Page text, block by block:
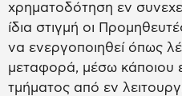
χρηματοδότηση εν
ίδια στιγμή οι
να ενεργοποιηθεί όπως
μεταφορά, μέσω κάποιου
τμήματος από εν